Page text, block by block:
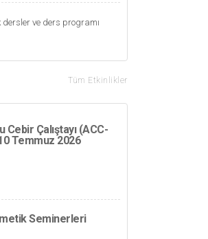
dersler ve ders programı
Tüm Etkinlikler
Cebir Çalıştayı (ACC-
Temmuz 2026
Seminerleri